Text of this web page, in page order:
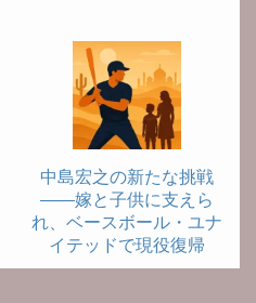
中島宏之の新たな挑戦
――嫁と子供に支えら
れ、ベースボール・ユナ
イテッドで現役復帰